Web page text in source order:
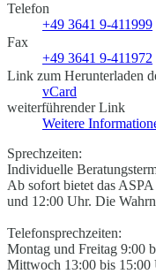
Telefon
+49 3641 9-411999
Fax
+49 3641 9-411972
Link zum Herunterladen
vCard
weiterführender Link
Weitere
Sprechzeiten:
Individuelle
Ab sofort bietet das
und 12:00 Uhr. Die
Telefonsprechzeiten:
Montag und Freitag 9:00
Mittwoch 13:00 bis 15:00